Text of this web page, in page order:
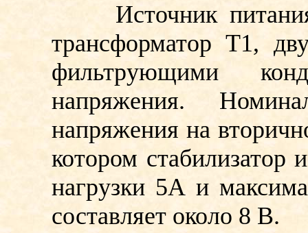
Источник питания
трансформатор Т1,
фильтрующими
напряжения.
напряжения на
котором стабилизатор
нагрузки 5А и
составляет около 8 В.